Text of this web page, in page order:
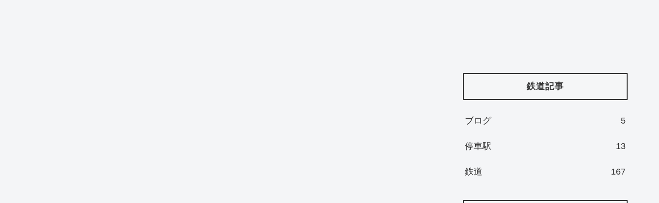
鉄道記事
ブログ 5
停車駅 13
鉄道 167